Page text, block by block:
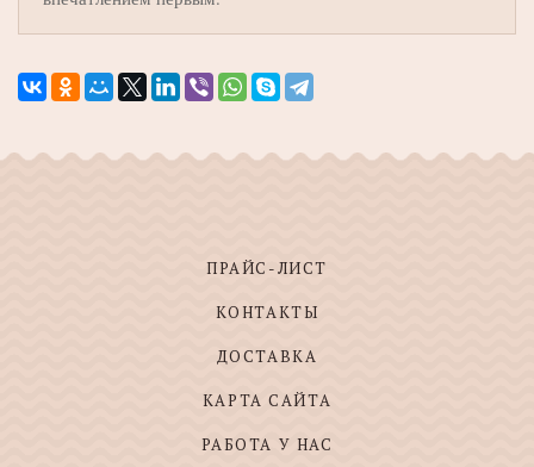
ПРАЙС-ЛИСТ
КОНТАКТЫ
ДОСТАВКА
КАРТА САЙТА
РАБОТА У НАС